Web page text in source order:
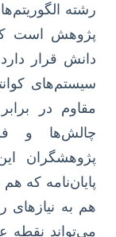
رشته الگوریتم‌ها
پژوهش است که
دانش قرار
سیستم‌های
مقاوم در برابر
چالش‌ها و
پژوهشگران
پایان‌نامه که هم
هم به نیازهای
می‌تواند نقطه